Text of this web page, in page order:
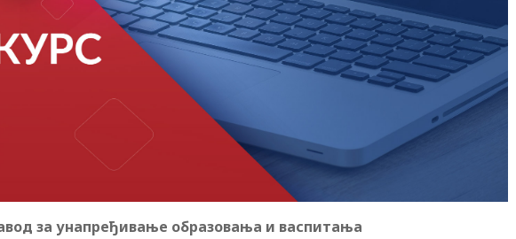
за унапређивање образовања и васпитања